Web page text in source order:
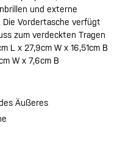
und externe
Die Vordertasche verfügt
zum verdeckten Tragen
L x 27,9cm W x 16,51cm B
W x 7,6cm B
Äußeres